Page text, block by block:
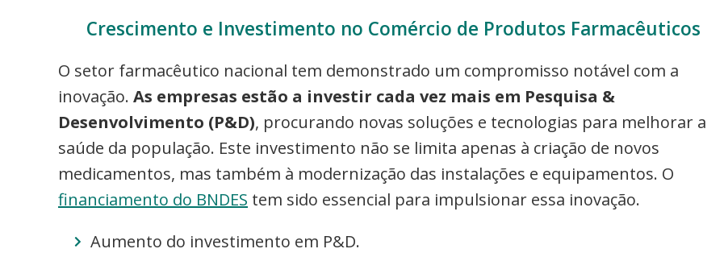
Crescimento e Investimento no Comércio de Produtos Farmacêuticos
O setor farmacêutico nacional tem demonstrado um compromisso notável com a
inovação. As empresas estão a investir cada vez mais em Pesquisa &
Desenvolvimento (P&D), procurando novas soluções e tecnologias para melhorar a
saúde da população. Este investimento não se limita apenas à criação de novos
medicamentos, mas também à modernização das instalações e equipamentos. O
financiamento do BNDES tem sido essencial para impulsionar essa inovação.
Aumento do investimento em P&D.